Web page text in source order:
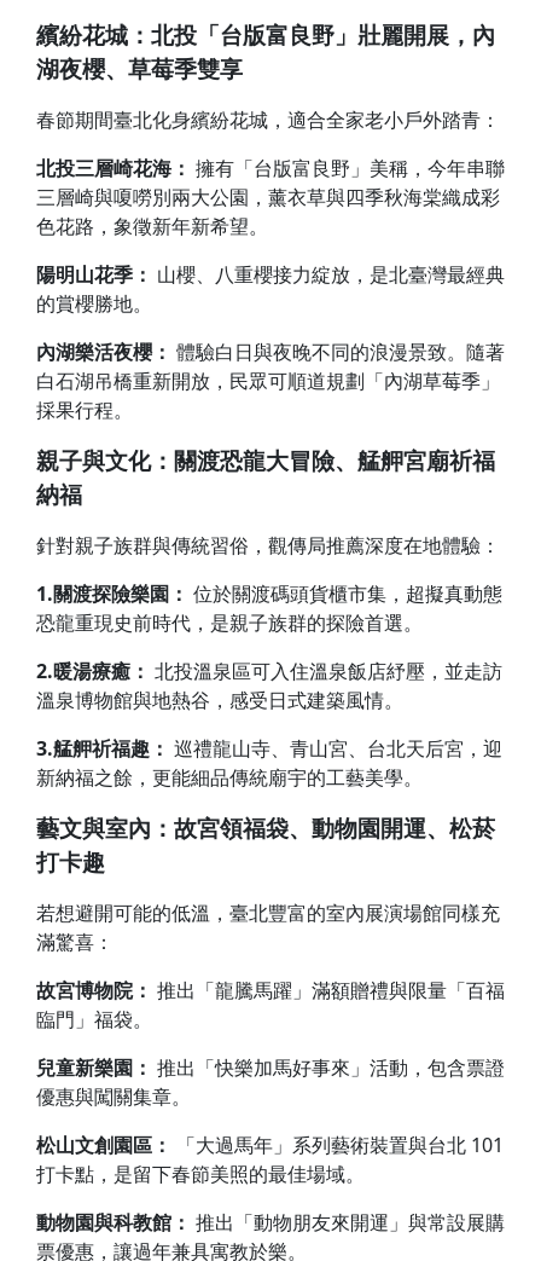
繽紛花城：北投「台版富良野」壯麗開展，內
湖夜櫻、草莓季雙享
春節期間臺北化身繽紛花城，適合全家老小戶外踏青：
北投三層崎花海： 擁有「台版富良野」美稱，今年串聯
三層崎與嗄嘮別兩大公園，薰衣草與四季秋海棠織成彩
色花路，象徵新年新希望。
陽明山花季： 山櫻、八重櫻接力綻放，是北臺灣最經典
的賞櫻勝地。
內湖樂活夜櫻： 體驗白日與夜晚不同的浪漫景致。隨著
白石湖吊橋重新開放，民眾可順道規劃「內湖草莓季」
採果行程。
親子與文化：關渡恐龍大冒險、艋舺宮廟祈福
納福
針對親子族群與傳統習俗，觀傳局推薦深度在地體驗：
1.關渡探險樂園： 位於關渡碼頭貨櫃市集，超擬真動態
恐龍重現史前時代，是親子族群的探險首選。
2.暖湯療癒： 北投溫泉區可入住溫泉飯店紓壓，並走訪
溫泉博物館與地熱谷，感受日式建築風情。
3.艋舺祈福趣： 巡禮龍山寺、青山宮、台北天后宮，迎
新納福之餘，更能細品傳統廟宇的工藝美學。
藝文與室內：故宮領福袋、動物園開運、松菸
打卡趣
若想避開可能的低溫，臺北豐富的室內展演場館同樣充
滿驚喜：
故宮博物院： 推出「龍騰馬躍」滿額贈禮與限量「百福
臨門」福袋。
兒童新樂園： 推出「快樂加馬好事來」活動，包含票證
優惠與闖關集章。
松山文創園區：
「大過馬年」系列藝術裝置與台北 101
打卡點，是留下春節美照的最佳場域。
動物園與科教館： 推出「動物朋友來開運」與常設展購
票優惠，讓過年兼具寓教於樂。